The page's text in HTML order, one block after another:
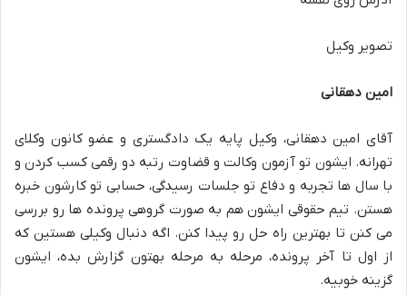
تصویر وکیل
امین دهقانی
آقای امین دهقانی، وکیل پایه یک دادگستری و عضو کانون وکلای
تهرانه. ایشون تو آزمون وکالت و قضاوت رتبه دو رقمی کسب کردن و
با سال ها تجربه و دفاع تو جلسات رسیدگی، حسابی تو کارشون خبره
هستن. تیم حقوقی ایشون هم به صورت گروهی پرونده ها رو بررسی
می کنن تا بهترین راه حل رو پیدا کنن. اگه دنبال وکیلی هستین که
از اول تا آخر پرونده، مرحله به مرحله بهتون گزارش بده، ایشون
گزینه خوبیه.